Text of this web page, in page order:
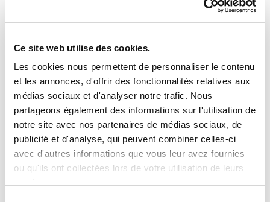
Ce site web utilise des cookies.
Les cookies nous permettent de personnaliser le contenu
et les annonces, d'offrir des fonctionnalités relatives aux
médias sociaux et d'analyser notre trafic. Nous
partageons également des informations sur l'utilisation de
notre site avec nos partenaires de médias sociaux, de
publicité et d'analyse, qui peuvent combiner celles-ci
avec d'autres informations que vous leur avez fournies
ou qu'ils ont collectées lors de votre utilisation de leurs
PRÉSENTATION
HISTORIQUE
FONCTIONNEMENT